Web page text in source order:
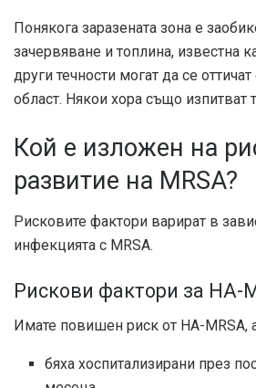
Понякога заразената зона е
зачервяване и топлина, известна
други течности могат да се оттичат
област. Някои хора също изпитват
Кой е изложен на
развитие на MRSA?
Рисковите фактори варират в
инфекцията с MRSA.
Рискови фактори за HA-
Имате повишен риск от HA-MRSA,
бяха хоспитализирани през